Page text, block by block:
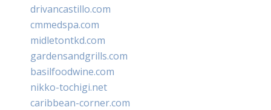
drivancastillo.com
cmmedspa.com
midletontkd.com
gardensandgrills.com
basilfoodwine.com
nikko-tochigi.net
caribbean-corner.com